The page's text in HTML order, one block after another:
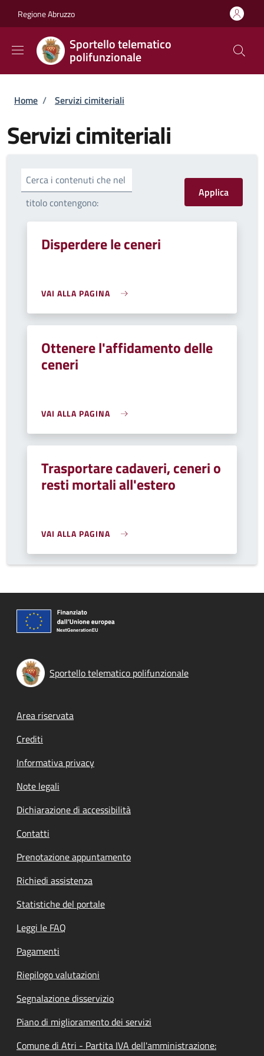
Regione Abruzzo
Sportello telematico
polifunzionale
Briciole di pane
Home / Servizi cimiteriali
Servizi cimiteriali
Cerca i contenuti che nel
titolo contengono:
Disperdere le ceneri
VAI ALLA PAGINA
Ottenere l'affidamento delle
ceneri
VAI ALLA PAGINA
Trasportare cadaveri, ceneri o
resti mortali all'estero
VAI ALLA PAGINA
Sportello telematico polifunzionale
Footer menu
Area riservata
Crediti
Informativa privacy
Note legali
Dichiarazione di accessibilità
Contatti
Prenotazione appuntamento
Richiedi assistenza
Statistiche del portale
Leggi le FAQ
Pagamenti
Riepilogo valutazioni
Segnalazione disservizio
Piano di miglioramento dei servizi
Comune di Atri - Partita IVA dell'amministrazione: